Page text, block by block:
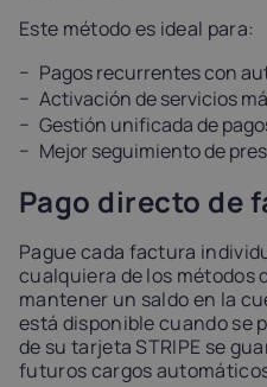
Este método es ideal para:
Pagos recurrentes con
Activación de servicios
Gestión unificada de
Mejor seguimiento de
Pago directo de
Pague cada factura
cualquiera de los métodos
mantener un saldo en la
está disponible cuando se
de su tarjeta STRIPE se
futuros cargos